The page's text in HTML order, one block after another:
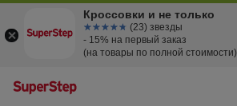
Кроссовки и не только
☆☆☆☆☆
★★★★★ (23) звезды
- 15% на первый заказ
(на товары по полной стоимости)